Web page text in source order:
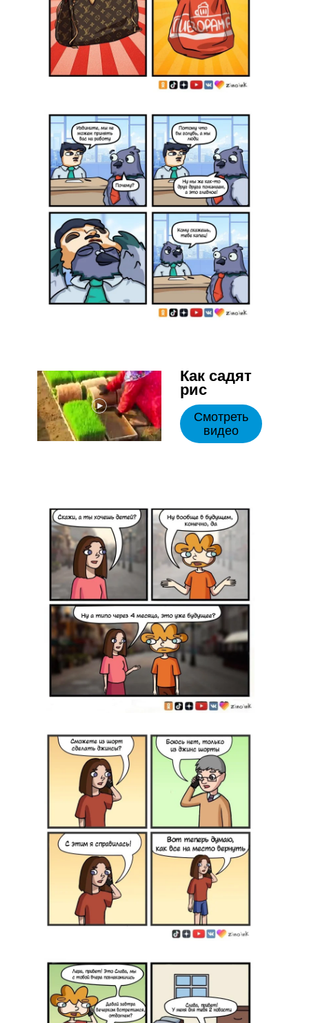
Как садят
рис
Смотреть
видео